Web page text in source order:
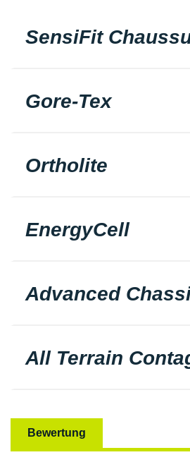
SensiFit
Gore-Tex
Ortholite
EnergyCell
Advanced
All Terrain
Bewertung